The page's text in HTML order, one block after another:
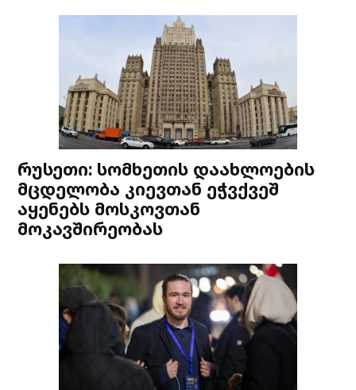
რუსეთი: სომხეთის დაახლოების
მცდელობა კიევთან ეჭვქვეშ
აყენებს მოსკოვთან
მოკავშირეობას